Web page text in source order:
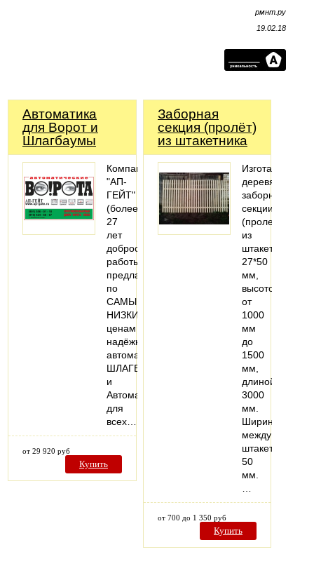
рмнт.ру
19.02.18
Автоматика
для Ворот и
Шлагбаумы
Компания
"АП-
ГЕЙТ"
(более
27
лет
добросовестной
работы)
предлагает
по
САМЫМ
НИЗКИМ
ценам
надёжные
автоматические
ШЛАГБАУМЫ
и
Автоматику
для
всех…
от 29 920 руб
Купить
Заборная
секция (пролёт)
из штакетника
Изготавливаем
деревянные
заборные
секции
(пролеты)
из
штакетника
27*50
мм,
высотой
от
1000
мм
до
1500
мм,
длиной
3000
мм.
Ширина
между
штакетником
50
мм.
от 700 до 1 350 руб
Купить